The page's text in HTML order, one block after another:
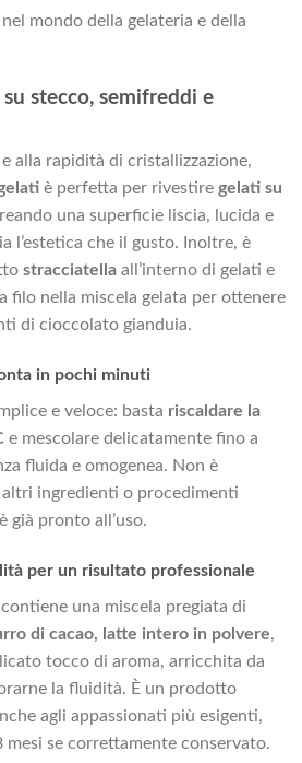
mondo della gelateria e della
stecco, semifreddi e
alla rapidità di cristallizzazione,
è perfetta per rivestire gelati su
una superficie liscia, lucida e
l’estetica che il gusto. Inoltre, è
stracciatella all’interno di gelati e
filo nella miscela gelata per ottenere
di cioccolato gianduia.
in pochi minuti
e veloce: basta riscaldare la
e mescolare delicatamente fino a
fluida e omogenea. Non è
altri ingredienti o procedimenti
già pronto all’uso.
per un risultato professionale
contiene una miscela pregiata di
di cacao, latte intero in polvere,
tocco di aroma, arricchita da
la fluidità. È un prodotto
agli appassionati più esigenti,
se correttamente conservato.